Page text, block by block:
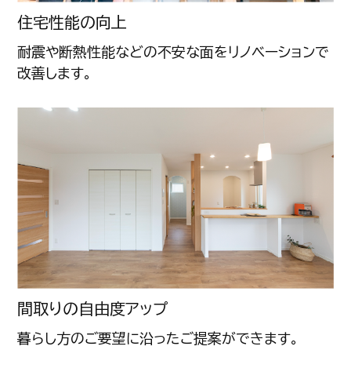
住宅性能の向上
耐震や断熱性能などの不安な面をリノベーションで
改善します。
間取りの自由度アップ
暮らし方のご要望に沿ったご提案ができます。